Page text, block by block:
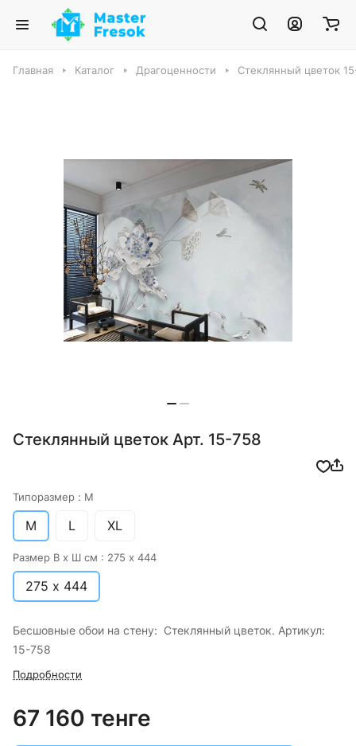
Главная Каталог Драгоценности Стеклянный цветок
Стеклянный цветок Арт. 15-758
Типоразмер : M
M L XL
Размер В х Ш см : 275 х 444
275 х 444
Бесшовные обои на стену: Стеклянный цветок. Артикул:
15-758
Подробности
67 160 тенге